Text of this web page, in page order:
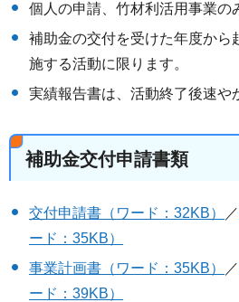
個人の申請、竹材利活用事業の
補助金の交付を受けた年度から
施する活動に限ります。
実績報告書は、活動終了後速や
補助金交付申請書類
交付申請書（ワード：32KB） ／
ード：35KB）
事業計画書（ワード：35KB）
／
ード：39KB）